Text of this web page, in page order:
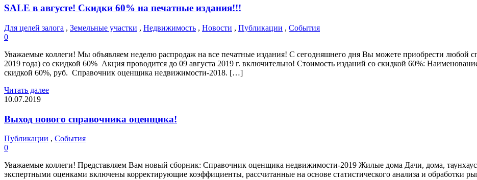
SALE в августе! Скидки 60% на печатные издания!!!
Для целей залога , Земельные участки , Недвижимость , Новости , Публикации , События
0
Уважаемые коллеги! Мы объявляем неделю распродаж на все печатные издания! С сегодняшнего дня Вы можете приобрести любой
2019 года) со скидкой 60% Акция проводится до 09 августа 2019 г. включительно! Стоимость изданий со скидкой 60%:
скидкой 60%, руб. Справочник оценщика недвижимости-2018. […]
Читать далее
10.07.2019
Выход нового справочника оценщика!
Публикации , События
0
Уважаемые коллеги! Представляем Вам новый сборник: Справочник оценщика недвижимости-2019 Жилые дома Дачи, дома,
экспертными оценками включены корректирующие коэффициенты, рассчитанные на основе статистического анализа и